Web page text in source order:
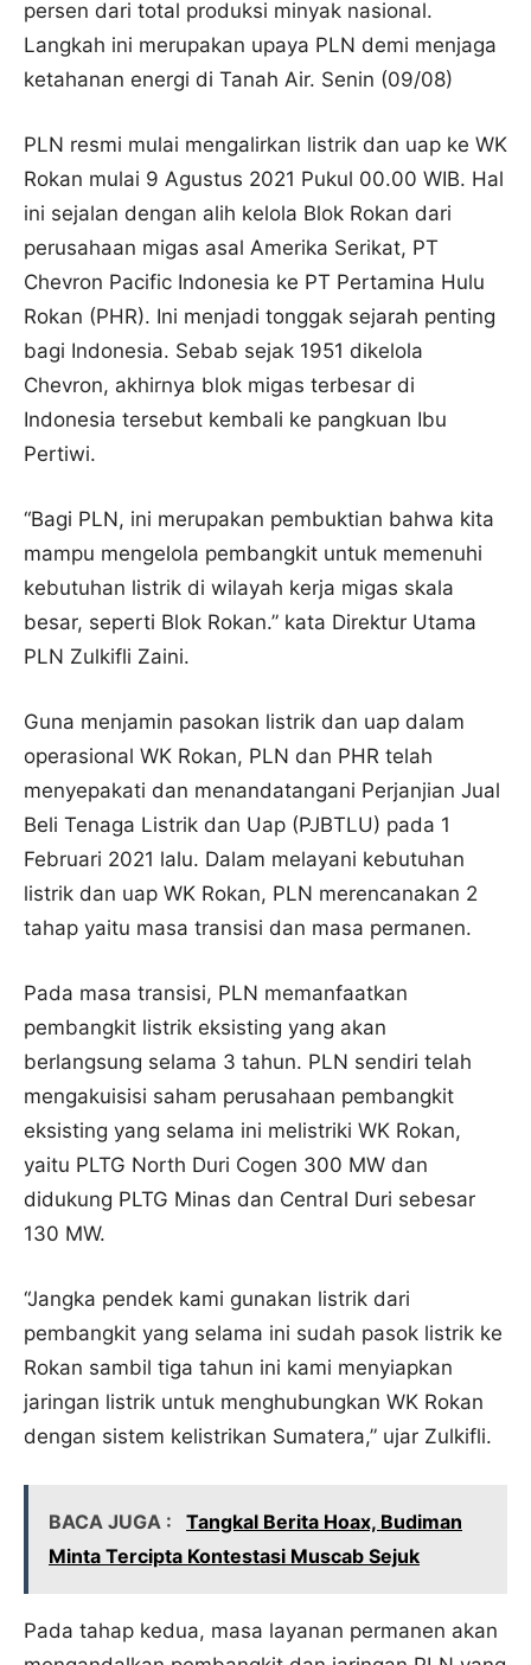
persen dari total produksi minyak nasional.
Langkah ini merupakan upaya PLN demi menjaga
ketahanan energi di Tanah Air. Senin (09/08)
PLN resmi mulai mengalirkan listrik dan uap ke WK
Rokan mulai 9 Agustus 2021 Pukul 00.00 WIB. Hal
ini sejalan dengan alih kelola Blok Rokan dari
perusahaan migas asal Amerika Serikat, PT
Chevron Pacific Indonesia ke PT Pertamina Hulu
Rokan (PHR). Ini menjadi tonggak sejarah penting
bagi Indonesia. Sebab sejak 1951 dikelola
Chevron, akhirnya blok migas terbesar di
Indonesia tersebut kembali ke pangkuan Ibu
Pertiwi.
“Bagi PLN, ini merupakan pembuktian bahwa kita
mampu mengelola pembangkit untuk memenuhi
kebutuhan listrik di wilayah kerja migas skala
besar, seperti Blok Rokan.” kata Direktur Utama
PLN Zulkifli Zaini.
Guna menjamin pasokan listrik dan uap dalam
operasional WK Rokan, PLN dan PHR telah
menyepakati dan menandatangani Perjanjian Jual
Beli Tenaga Listrik dan Uap (PJBTLU) pada 1
Februari 2021 lalu. Dalam melayani kebutuhan
listrik dan uap WK Rokan, PLN merencanakan 2
tahap yaitu masa transisi dan masa permanen.
Pada masa transisi, PLN memanfaatkan
pembangkit listrik eksisting yang akan
berlangsung selama 3 tahun. PLN sendiri telah
mengakuisisi saham perusahaan pembangkit
eksisting yang selama ini melistriki WK Rokan,
yaitu PLTG North Duri Cogen 300 MW dan
didukung PLTG Minas dan Central Duri sebesar
130 MW.
“Jangka pendek kami gunakan listrik dari
pembangkit yang selama ini sudah pasok listrik ke
Rokan sambil tiga tahun ini kami menyiapkan
jaringan listrik untuk menghubungkan WK Rokan
dengan sistem kelistrikan Sumatera,” ujar Zulkifli.
BACA JUGA :
Tangkal Berita Hoax, Budiman
Minta Tercipta Kontestasi Muscab Sejuk
Pada tahap kedua, masa layanan permanen akan